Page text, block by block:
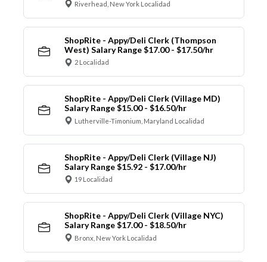
Riverhead, New York Localidad
ShopRite - Appy/Deli Clerk (Thompson
West) Salary Range $17.00 - $17.50/hr
2 Localidad
ShopRite - Appy/Deli Clerk (Village MD)
Salary Range $15.00 - $16.50/hr
Lutherville-Timonium, Maryland Localidad
ShopRite - Appy/Deli Clerk (Village NJ)
Salary Range $15.92 - $17.00/hr
19 Localidad
ShopRite - Appy/Deli Clerk (Village NYC)
Salary Range $17.00 - $18.50/hr
Bronx, New York Localidad